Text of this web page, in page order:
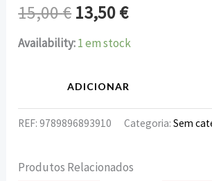
15,00€ 13,50€
Availability:1 em stock
ADICIONAR
REF:9789896893910 Categoria:Sem
Produtos Relacionados